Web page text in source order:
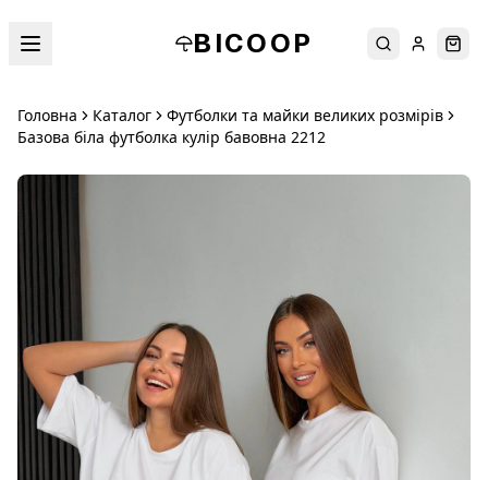
BICOOP ПошукУвійти
Головна Каталог
Футболки та майки великих розмірів
Базова біла футболка кулір бавовна 2212